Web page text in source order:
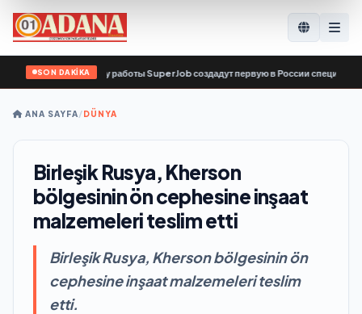
SON DAKİKA
сервис по поиску работы SuperJob создадут первую в России
ANA SAYFA/DÜNYA
Birleşik Rusya, Kherson
bölgesinin ön cephesine inşaat
malzemeleri teslim etti
Birleşik Rusya, Kherson bölgesinin ön
cephesine inşaat malzemeleri teslim
etti.